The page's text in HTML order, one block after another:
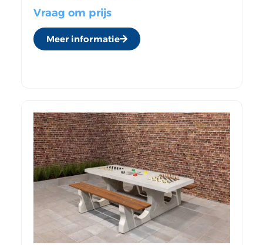
Vraag om prijs
Meer informatie